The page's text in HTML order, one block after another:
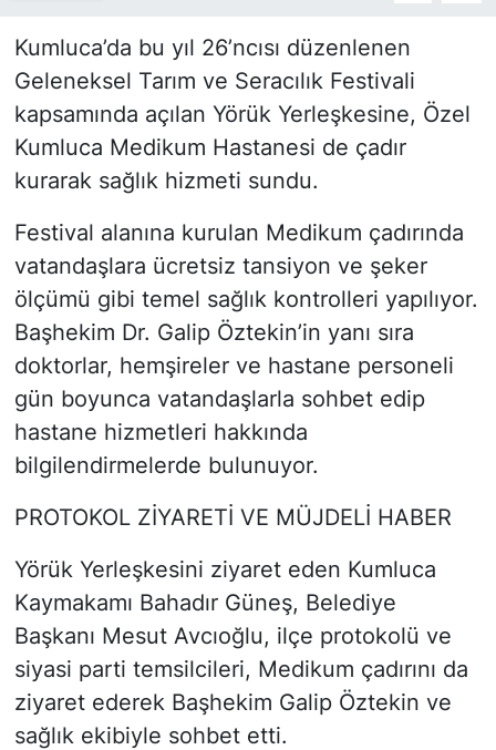
Kumluca’da bu yıl 26’ncısı düzenlenen
Geleneksel Tarım ve Seracılık Festivali
kapsamında açılan Yörük Yerleşkesine, Özel
Kumluca Medikum Hastanesi de çadır
kurarak sağlık hizmeti sundu.
Festival alanına kurulan Medikum çadırında
vatandaşlara ücretsiz tansiyon ve şeker
ölçümü gibi temel sağlık kontrolleri yapılıyor.
Başhekim Dr. Galip Öztekin’in yanı sıra
doktorlar, hemşireler ve hastane personeli
gün boyunca vatandaşlarla sohbet edip
hastane hizmetleri hakkında
bilgilendirmelerde bulunuyor.
PROTOKOL ZİYARETİ VE MÜJDELİ HABER
Yörük Yerleşkesini ziyaret eden Kumluca
Kaymakamı Bahadır Güneş, Belediye
Başkanı Mesut Avcıoğlu, ilçe protokolü ve
siyasi parti temsilcileri, Medikum çadırını da
ziyaret ederek Başhekim Galip Öztekin ve
sağlık ekibiyle sohbet etti.